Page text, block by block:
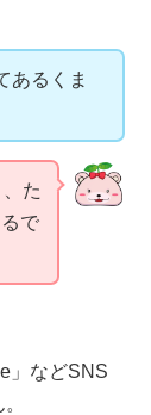
あるくま
た
で
」などSNS